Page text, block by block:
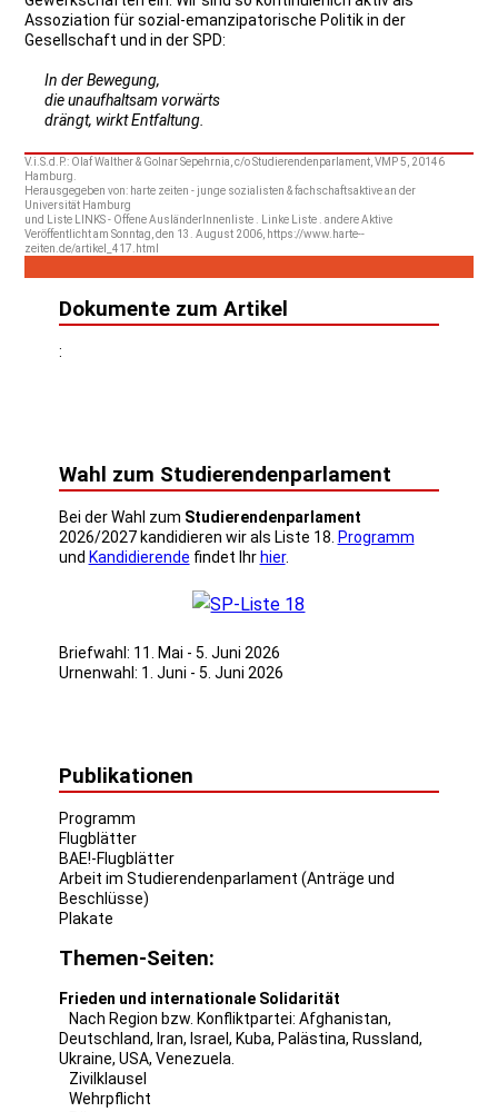
Assoziation für sozial-emanzipatorische Politik in der
Gesellschaft und in der SPD:
In der Bewegung,
die unaufhaltsam vorwärts
drängt, wirkt Entfaltung.
V.i.S.d.P.: Olaf Walther & Golnar Sepehrnia, c/o Studierendenparlament, VMP 5, 20146
Hamburg.
Herausgegeben von: harte zeiten - junge sozialisten & fachschaftsaktive an der
Universität Hamburg
und Liste LINKS - Offene AusländerInnenliste . Linke Liste . andere Aktive
Veröffentlicht am Sonntag, den 13. August 2006, https://www.harte--
zeiten.de/artikel_417.html
Dokumente zum Artikel
:
Wahl zum Studierendenparlament
Bei der Wahl zum Studierendenparlament
2026/2027 kandidieren wir als Liste 18. Programm
und Kandidierende findet Ihr hier.
Briefwahl: 11. Mai - 5. Juni 2026
Urnenwahl: 1. Juni - 5. Juni 2026
Publikationen
Programm
Flugblätter
BAE!-Flugblätter
Arbeit im Studierendenparlament (Anträge und
Beschlüsse)
Plakate
Themen-Seiten:
Frieden und internationale Solidarität
Nach Region bzw. Konfliktpartei: Afghanistan,
Deutschland, Iran, Israel , Kuba, Palästina, Russland,
Ukraine, USA, Venezuela
Zivilklausel
Wehrpflicht